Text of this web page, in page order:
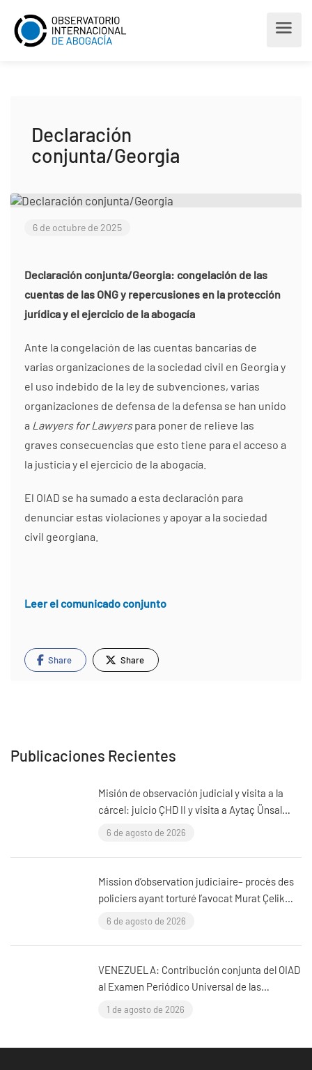
Declaración
conjunta/Georgia
6 de octubre de 2025
Declaración conjunta/Georgia: congelación de las
cuentas de las ONG y repercusiones en la protección
jurídica y el ejercicio de la abogacía
Ante la congelación de las cuentas bancarias de
varias organizaciones de la sociedad civil en Georgia y
el uso indebido de la ley de subvenciones, varias
organizaciones de defensa de la defensa se han unido
a Lawyers for Lawyerspara poner de relieve las
graves consecuencias que esto tiene para el acceso a
la justicia y el ejercicio de la abogacía.
El OIAD se ha sumado a esta declaración para
denunciar estas violaciones y apoyar a la sociedad
civil georgiana.
Leer el comunicado conjunto
Share Share
Publicaciones Recientes
Misión de observación judicial y visita a la
cárcel: juicio ÇHD II y visita a Aytaç Ünsal
(Estambul, Turquía)
6 de agosto de 2026
Mission d’observation judiciaire– procès des
policiers ayant torturé l’avocat Murat Çelik
(Istanbul, Turquie)
6 de agosto de 2026
VENEZUELA: Contribución conjunta del OIAD
al Examen Periódico Universal de las
Naciones Unidas sobre Venezuela
1 de agosto de 2026